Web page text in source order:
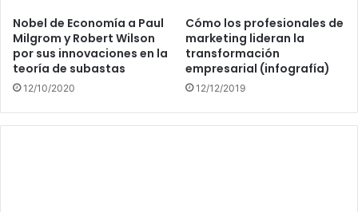
Nobel de Economía a Paul
Milgrom y Robert Wilson
por sus innovaciones en la
teoría de subastas
12/10/2020
Cómo los profesionales de
marketing lideran la
transformación
empresarial (infografía)
12/12/2019